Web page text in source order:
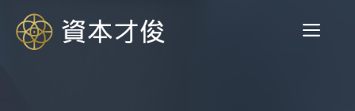
菜